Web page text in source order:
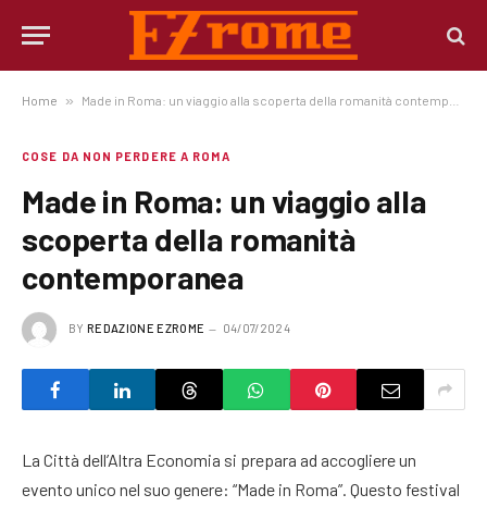
Home » Made in Roma: un viaggio alla scoperta della romanità contemporanea
COSE DA NON PERDERE A ROMA
Made in Roma: un viaggio alla
scoperta della romanità
contemporanea
BY REDAZIONE EZROME 04/07/2024
La Città dell’Altra Economia si prepara ad accogliere un
evento unico nel suo genere: “Made in Roma”. Questo festival